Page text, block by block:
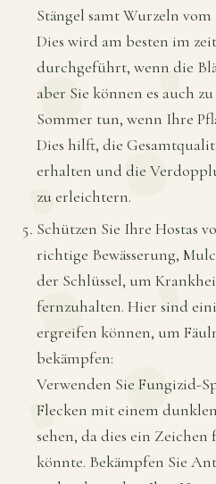
Stängel samt Wurzeln
Dies wird am besten im
durchgeführt, wenn die
aber Sie können es auch
Sommer tun, wenn Ihre
Dies hilft, die
erhalten und die
zu erleichtern.
Schützen Sie Ihre Hostas
richtige Bewässerung,
der Schlüssel, um
fernzuhalten. Hier sind
ergreifen können, um
bekämpfen:
Verwenden Sie Fungizid-
Flecken mit einem
sehen, da dies ein
könnte. Bekämpfen Sie